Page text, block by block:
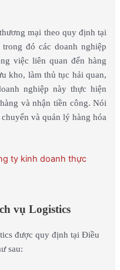
mại theo quy định tại
trong đó các doanh nghiệp
việc liên quan đến hàng
kho, làm thủ tục hải quan,
nghiệp này thực hiện
và nhận tiền công. Nói
và quản lý hàng hóa
ty kinh doanh thực
vụ Logistics
được quy định tại Điều
sau: